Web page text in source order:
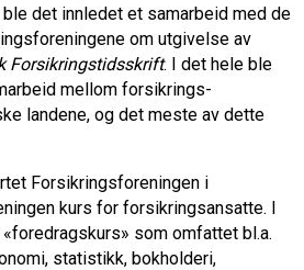
det innledet et samarbeid med de
om utgivelse av
Forsikringstidsskrift. I det hele ble
mellom forsikrings­
landene, og det meste av dette
i
kurs for forsikringsansatte. I
som omfattet bl.a.
statistikk, bokholderi,